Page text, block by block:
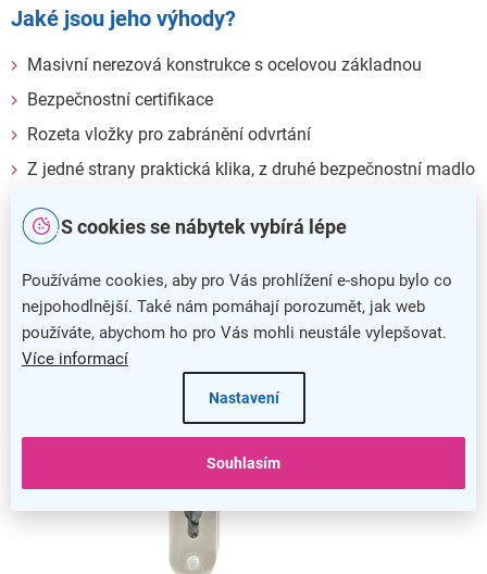
S cookies se nábytek vybírá lépe
Používáme cookies, aby pro Vás prohlížení e-shopu bylo co
nejpohodlnější. Také nám pomáhají porozumět, jak web
používáte, abychom ho pro Vás mohli neustále vylepšovat.
Více informací
Nastavení
Souhlasím
Jaké jsou jeho výhody?
Masivní nerezová konstrukce s ocelovou základnou
Bezpečnostní certifikace
Rozeta vložky pro zabránění odvrtání
Z jedné strany praktická klika, z druhé bezpečnostní madlo
Možnost výměny každé jednotlivé vnější části
Precizní povrchová úprava